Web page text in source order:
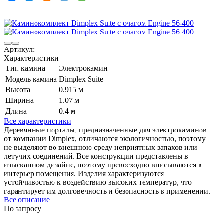
Артикул:
Характеристики
Тип камина
Электрокамин
Модель камина Dimplex Suite
Высота
0.915 м
Ширина
1.07 м
Длина
0.4 м
Все характеристики
Деревянные порталы, предназначенные для электрокаминов
от компании Dimplex, отличаются экологичностью, поэтому
не выделяют во внешнюю среду неприятных запахов или
летучих соединений. Все конструкции представлены в
изысканном дизайне, поэтому превосходно вписываются в
интерьер помещения. Изделия характеризуются
устойчивостью к воздействию высоких температур, что
гарантирует им долговечность и безопасность в применении.
Все описание
По запросу